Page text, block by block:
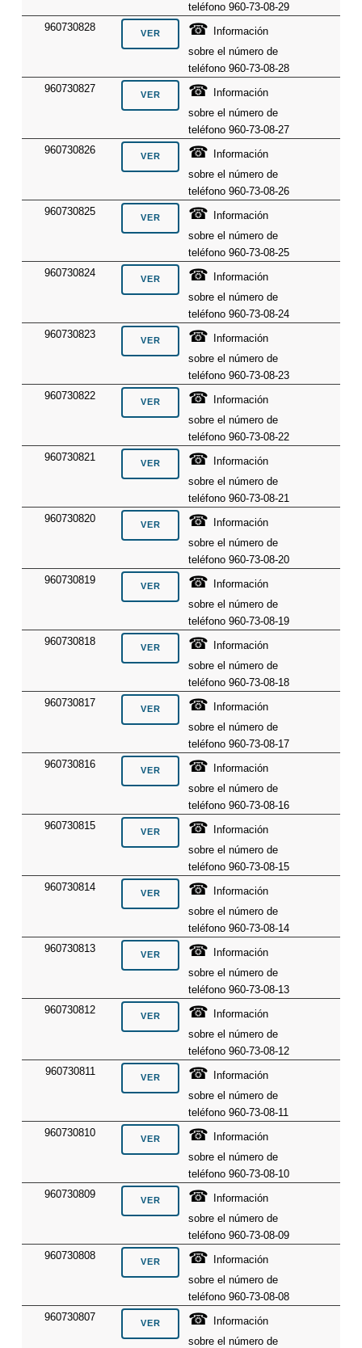
teléfono 960-73-08-29
960730828
☎
Información
sobre el número de
teléfono 960-73-08-28
960730827
☎
Información
sobre el número de
teléfono 960-73-08-27
960730826
☎
Información
sobre el número de
teléfono 960-73-08-26
960730825
☎
Información
sobre el número de
teléfono 960-73-08-25
960730824
☎
Información
sobre el número de
teléfono 960-73-08-24
960730823
☎
Información
sobre el número de
teléfono 960-73-08-23
960730822
☎
Información
sobre el número de
teléfono 960-73-08-22
960730821
☎
Información
sobre el número de
teléfono 960-73-08-21
960730820
☎
Información
sobre el número de
teléfono 960-73-08-20
960730819
☎
Información
sobre el número de
teléfono 960-73-08-19
960730818
☎
Información
sobre el número de
teléfono 960-73-08-18
960730817
☎
Información
sobre el número de
teléfono 960-73-08-17
960730816
☎
Información
sobre el número de
teléfono 960-73-08-16
960730815
☎
Información
sobre el número de
teléfono 960-73-08-15
960730814
☎
Información
sobre el número de
teléfono 960-73-08-14
960730813
☎
Información
sobre el número de
teléfono 960-73-08-13
960730812
☎
Información
sobre el número de
teléfono 960-73-08-12
960730811
☎
Información
sobre el número de
teléfono 960-73-08-11
960730810
☎
Información
sobre el número de
teléfono 960-73-08-10
960730809
☎
Información
sobre el número de
teléfono 960-73-08-09
960730808
☎
Información
sobre el número de
teléfono 960-73-08-08
960730807
☎
Información
sobre el número de